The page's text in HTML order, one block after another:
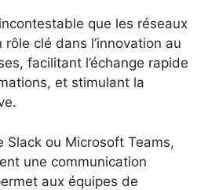
que les réseaux
clé dans l’innovation au
facilitant l’échange rapide
et stimulant la
Slack ou Microsoft Teams,
une communication
aux équipes de